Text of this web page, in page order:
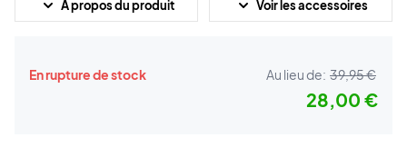
A propos du produit Voir les accessoires
En rupture de stock Au lieu de: 39,95 €
28,00 €